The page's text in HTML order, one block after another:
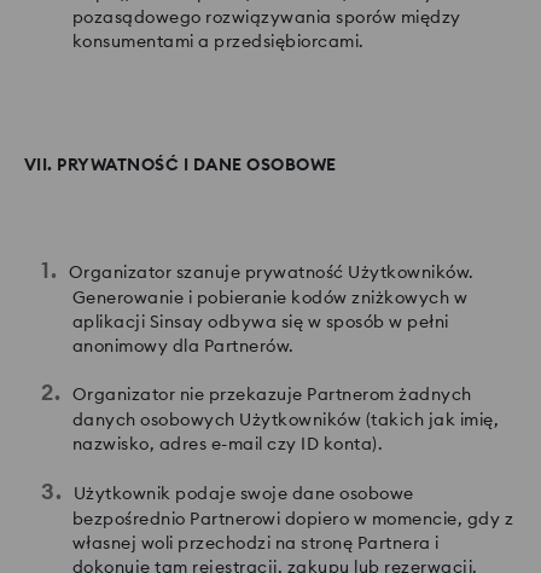
pozasądowego rozwiązywania sporów między
konsumentami a przedsiębiorcami.
VII. PRYWATNOŚĆ I DANE OSOBOWE
Organizator szanuje prywatność Użytkowników.
Generowanie i pobieranie kodów zniżkowych w
aplikacji Sinsay odbywa się w sposób w pełni
anonimowy dla Partnerów.
Organizator nie przekazuje Partnerom żadnych
danych osobowych Użytkowników (takich jak imię,
nazwisko, adres e-mail czy ID konta).
Użytkownik podaje swoje dane osobowe
bezpośrednio Partnerowi dopiero w momencie, gdy z
własnej woli przechodzi na stronę Partnera i
dokonuje tam rejestracji, zakupu lub rezerwacji.